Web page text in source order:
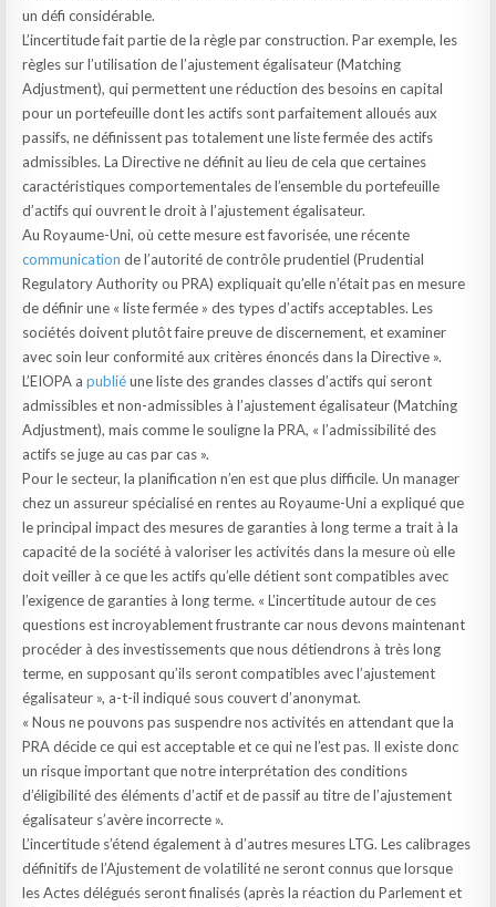
un défi considérable.
L’incertitude fait partie de la règle par construction. Par exemple, les
règles sur l’utilisation de l’ajustement égalisateur (Matching
Adjustment), qui permettent une réduction des besoins en capital
pour un portefeuille dont les actifs sont parfaitement alloués aux
passifs, ne définissent pas totalement une liste fermée des actifs
admissibles. La Directive ne définit au lieu de cela que certaines
caractéristiques comportementales de l’ensemble du portefeuille
d’actifs qui ouvrent le droit à l’ajustement égalisateur.
Au Royaume-Uni, où cette mesure est favorisée, une récente
communication de l’autorité de contrôle prudentiel (Prudential
Regulatory Authority ou PRA) expliquait qu’elle n’était pas en mesure
de définir une « liste fermée » des types d’actifs acceptables. Les
sociétés doivent plutôt faire preuve de discernement, et examiner
avec soin leur conformité aux critères énoncés dans la Directive ».
L’EIOPA apubliéune liste des grandes classes d’actifs qui seront
admissibles et non-admissibles à l’ajustement égalisateur (Matching
Adjustment), mais comme le souligne la PRA, « l’admissibilité des
actifs se juge au cas par cas ».
Pour le secteur, la planification n’en est que plus difficile. Un manager
chez un assureur spécialisé en rentes au Royaume-Uni a expliqué que
le principal impact des mesures de garanties à long terme a trait à la
capacité de la société à valoriser les activités dans la mesure où elle
doit veiller à ce que les actifs qu’elle détient sont compatibles avec
l’exigence de garanties à long terme. « L’incertitude autour de ces
questions est incroyablement frustrante car nous devons maintenant
procéder à des investissements que nous détiendrons à très long
terme, en supposant qu’ils seront compatibles avec l’ajustement
égalisateur », a-t-il indiqué sous couvert d’anonymat.
« Nous ne pouvons pas suspendre nos activités en attendant que la
PRA décide ce qui est acceptable et ce qui ne l’est pas. Il existe donc
un risque important que notre interprétation des conditions
d’éligibilité des éléments d’actif et de passif au titre de l’ajustement
égalisateur s’avère incorrecte ».
L’incertitude s’étend également à d’autres mesures LTG. Les calibrages
définitifs de l’Ajustement de volatilité ne seront connus que lorsque
les Actes délégués seront finalisés (après la réaction du Parlement et